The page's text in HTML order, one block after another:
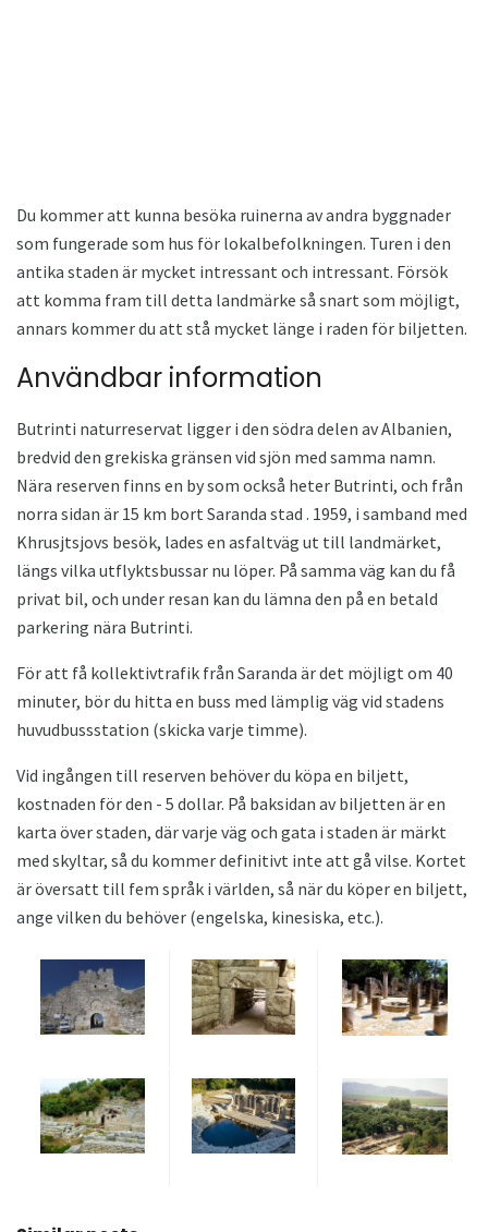
Du kommer att kunna besöka ruinerna av andra byggnader
som fungerade som hus för lokalbefolkningen. Turen i den
antika staden är mycket intressant och intressant. Försök
att komma fram till detta landmärke så snart som möjligt,
annars kommer du att stå mycket länge i raden för biljetten.
Användbar information
Butrinti naturreservat ligger i den södra delen av Albanien,
bredvid den grekiska gränsen vid sjön med samma namn.
Nära reserven finns en by som också heter Butrinti, och från
norra sidan är 15 km bort Saranda stad . 1959, i samband med
Khrusjtsjovs besök, lades en asfaltväg ut till landmärket,
längs vilka utflyktsbussar nu löper. På samma väg kan du få
privat bil, och under resan kan du lämna den på en betald
parkering nära Butrinti.
För att få kollektivtrafik från Saranda är det möjligt om 40
minuter, bör du hitta en buss med lämplig väg vid stadens
huvudbussstation (skicka varje timme).
Vid ingången till reserven behöver du köpa en biljett,
kostnaden för den - 5 dollar. På baksidan av biljetten är en
karta över staden, där varje väg och gata i staden är märkt
med skyltar, så du kommer definitivt inte att gå vilse. Kortet
är översatt till fem språk i världen, så när du köper en biljett,
ange vilken du behöver (engelska, kinesiska, etc.).